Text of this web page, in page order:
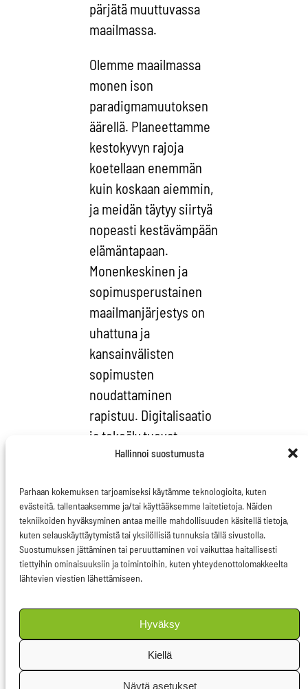
Hallinnoi suostumusta
Parhaan kokemuksen tarjoamiseksi käytämme teknologioita, kuten
evästeitä, tallentaaksemme ja/tai käyttääksemme laitetietoja. Näiden
tekniikoiden hyväksyminen antaa meille mahdollisuuden käsitellä tietoja,
kuten selauskäyttäytymistä tai yksilöllisiä tunnuksia tällä sivustolla.
Suostumuksen jättäminen tai peruuttaminen voi vaikuttaa haitallisesti
tiettyihin ominaisuuksiin ja toimintoihin, kuten yhteydenottolomakkeelta
lähtevien viestien lähettämiseen.
Hyväksy
Kiellä
Näytä asetukset
pärjätä muuttuvassa
maailmassa.
Olemme maailmassa
monen ison
paradigmamuutoksen
äärellä. Planeettamme
kestokyvyn rajoja
koetellaan enemmän
kuin koskaan aiemmin,
ja meidän täytyy siirtyä
nopeasti kestävämpään
elämäntapaan.
Monenkeskinen ja
sopimusperustainen
maailmanjärjestys on
uhattuna ja
kansainvälisten
sopimusten
noudattaminen
rapistuu. Digitalisaatio
ja tekoäly tuovat
maailmaamme
väärin käytettynä myös
uhkia. Kaiken kaikkiaan
isot globaalit
muutosketjut,
kaupungistuminen,
globalisaatio, vain
kiihtyvät.
EU on meidän